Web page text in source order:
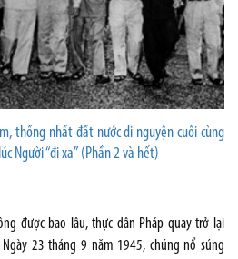
thống nhất đất nước di nguyện cuối cùng
Người “đi xa” (Phần 2 và hết)
được bao lâu, thực dân Pháp quay trở lại
23 tháng 9 năm 1945, chúng nổ súng